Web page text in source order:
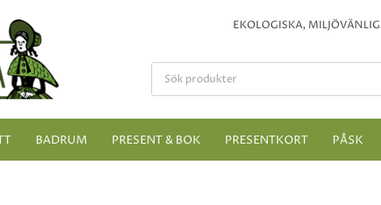
EKOLOGISKA,
BADRUM PRESENT & BOK PRESENTKORT PÅSK